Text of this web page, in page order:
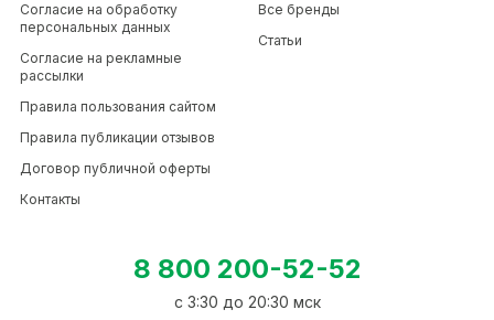
Согласие на обработку
персональных данных
Согласие на рекламные
рассылки
Правила пользования сайтом
Правила публикации отзывов
Договор публичной оферты
Контакты
Все бренды
Статьи
8 800 200-52-52
c 3:30 до 20:30 мск